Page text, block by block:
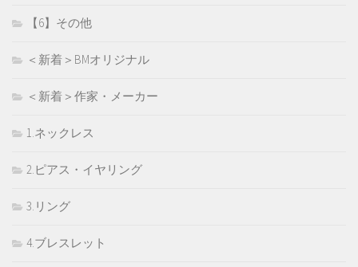
【6】その他
＜新着＞BMオリジナル
＜新着＞作家・メーカー
1.ネックレス
2.ピアス・イヤリング
3.リング
4.ブレスレット